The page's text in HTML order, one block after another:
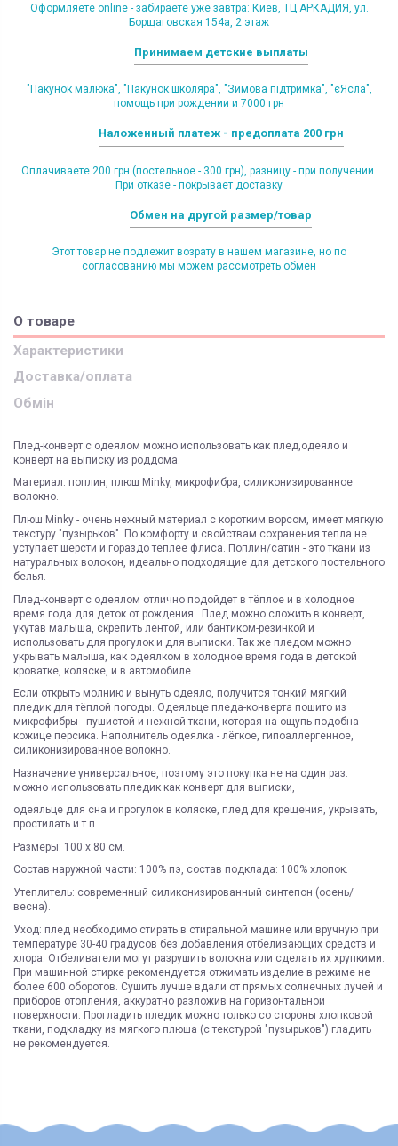
Оформляете online - забираете уже завтра: Киев, ТЦ АРКАДИЯ, ул.
Борщаговская 154а, 2 этаж
Принимаем детские выплаты
"Пакунок малюка", "Пакунок школяра", "Зимова підтримка", "єЯсла",
помощь при рождении и 7000 грн
Наложенный платеж - предоплата 200 грн
Оплачиваете 200 грн (постельное - 300 грн), разницу - при получении.
При отказе - покрывает доставку
Обмен на другой размер/товар
Этот товар не подлежит возрату в нашем магазине, но по
согласованию мы можем рассмотреть обмен
О товаре
Характеристики
Доставка/оплата
Обмін
Плед-конверт с одеялом можно использовать как плед,одеяло и
конверт на выписку из роддома.
Материал: поплин, плюш Minky, микрофибра, силиконизированное
волокно.
Плюш Minky - очень нежный материал с коротким ворсом, имеет мягкую
текстуру "пузырьков". По комфорту и свойствам сохранения тепла не
уступает шерсти и гораздо теплее флиса. Поплин/сатин - это ткани из
натуральных волокон, идеально подходящие для детского постельного
белья.
Плед-конверт с одеялом отлично подойдет в тёплое и в холодное
время года для деток от рождения . Плед можно сложить в конверт,
укутав малыша, скрепить лентой, или бантиком-резинкой и
использовать для прогулок и для выписки. Так же пледом можно
укрывать малыша, как одеялком в холодное время года в детской
кроватке, коляске, и в автомобиле.
Если открыть молнию и вынуть одеяло, получится тонкий мягкий
пледик для тёплой погоды. Одеяльце пледа-конверта пошито из
микрофибры - пушистой и нежной ткани, которая на ощупь подобна
кожице персика. Наполнитель одеялка - лёгкое, гипоаллергенное,
силиконизированное волокно.
Назначение универсальное, поэтому это покупка не на один раз:
можно использовать пледик как конверт для выписки,
одеяльце для сна и прогулок в коляске, плед для крещения, укрывать,
простилать и т.п.
Размеры: 100 х 80 см.
Состав наружной части: 100% пэ, состав подклада: 100% хлопок.
Утеплитель: современный силиконизированный синтепон (осень/
весна).
Уход: плед необходимо стирать в стиральной машине или вручную при
температуре 30-40 градусов без добавления отбеливающих средств и
хлора. Отбеливатели могут разрушить волокна или сделать их хрупкими.
При машинной стирке рекомендуется отжимать изделие в режиме не
более 600 оборотов. Сушить лучше вдали от прямых солнечных лучей и
приборов отопления, аккуратно разложив на горизонтальной
поверхности. Прогладить пледик можно только со стороны хлопковой
ткани, подкладку из мягкого плюша (с текстурой "пузырьков") гладить
не рекомендуется.
Состояние Новый товар
поверненню НЕ ПІДЛЯГАЮТЬ наступні категоріі товарів